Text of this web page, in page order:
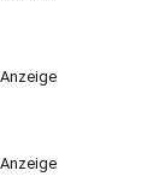
Anzeige
Anzeige